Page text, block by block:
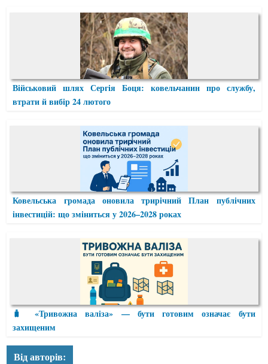
Військовий шлях Сергія Боця: ковельчанин про службу,
втрати й вибір 24 лютого
Ковельська громада оновила трирічний План публічних
інвестицій: що зміниться у 2026–2028 роках
🧳 «Тривожна валіза» — бути готовим означає бути
захищеним
Від авторів: